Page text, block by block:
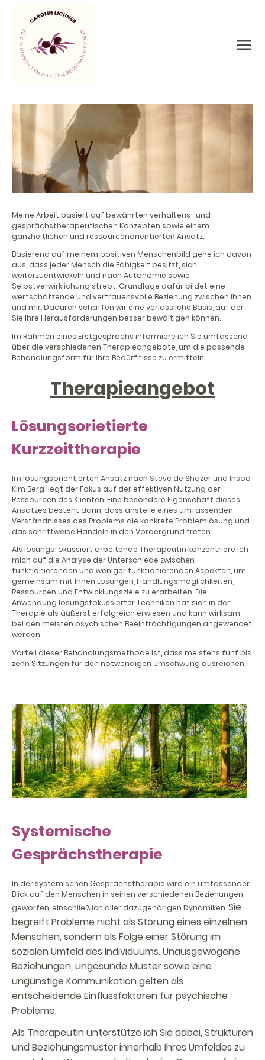
Meine Arbeit basiert auf bewährten verhaltens- und
gesprächstherapeutischen Konzepten sowie einem
ganzheitlichen und ressourcenorientierten Ansatz.
Basierend auf meinem positiven Menschenbild gehe ich davon
aus, dass jeder Mensch die Fähigkeit besitzt, sich
weiterzuentwickeln und nach Autonomie sowie
Selbstverwirklichung strebt. Grundlage dafür bildet eine
wertschätzende und vertrauensvolle Beziehung zwischen Ihnen
und mir. Dadurch schaffen wir eine verlässliche Basis, auf der
Sie Ihre Herausforderungen besser bewältigen können.
Im Rahmen eines Erstgesprächs informiere ich Sie umfassend
über die verschiedenen Therapieangebote, um die passende
Behandlungsform für Ihre Bedürfnisse zu ermitteln.
Therapieangebot
Lösungsorietierte
Kurzzeittherapie
Im lösungsorientierten Ansatz nach Steve de Shazer und Insoo
Kim Berg liegt der Fokus auf der effektiven Nutzung der
Ressourcen des Klienten. Eine besondere Eigenschaft dieses
Ansatzes besteht darin, dass anstelle eines umfassenden
Verständnisses des Problems die konkrete Problemlösung und
das schrittweise Handeln in den Vordergrund treten.
Als lösungsfokussiert arbeitende Therapeutin konzentriere ich
mich auf die Analyse der Unterschiede zwischen
funktionierenden und weniger funktionierenden Aspekten, um
gemeinsam mit Ihnen Lösungen, Handlungsmöglichkeiten,
Ressourcen und Entwicklungsziele zu erarbeiten. Die
Anwendung lösungsfokussierter Techniken hat sich in der
Therapie als äußerst erfolgreich erwiesen und kann wirksam
bei den meisten psychischen Beeinträchtigungen angewendet
werden.
Vorteil dieser Behandlungsmethode ist, dass meistens fünf bis
zehn Sitzungen für den notwendigen Umschwung ausreichen.
Systemische
Gesprächstherapie
In der systemischen Gesprächstherapie wird ein umfassender
Blick auf den Menschen in seinen verschiedenen Beziehungen
geworfen, einschließlich aller dazugehörigen Dynamiken.Sie
begreift Probleme nicht als Störung eines einzelnen
Menschen, sondern als Folge einer Störung im
sozialen Umfeld des Individuums. Unausgewogene
Beziehungen, ungesunde Muster sowie eine
ungünstige Kommunikation gelten als
entscheidende Einflussfaktoren für psychische
Probleme.
Als Therapeutin unterstütze ich Sie dabei, Strukturen
und Beziehungsmuster innerhalb Ihres Umfeldes zu